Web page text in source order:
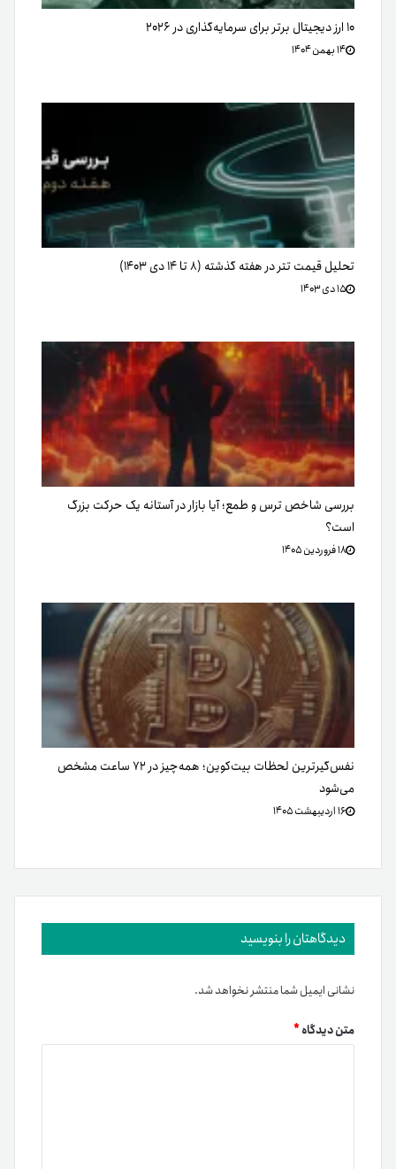
۱۰ ارز دیجیتال برتر برای سرمایه‌گذاری در ۲۰۲۶
۱۴ بهمن ۱۴۰۴
تحلیل قیمت تتر در هفته گذشته (۸ تا ۱۴ دی ۱۴۰۳)
۱۵ دی ۱۴۰۳
بررسی شاخص ترس و طمع؛ آیا بازار در آستانه یک حرکت بزرگ
است؟
۱۸ فروردین ۱۴۰۵
نفس‌گیرترین لحظات بیت‌کوین؛ همه‌چیز در ۷۲ ساعت مشخص
می‌شود
۱۶ اردیبهشت ۱۴۰۵
دیدگاهتان را بنویسید
نشانی ایمیل شما منتشر نخواهد شد.
متن دیدگاه*